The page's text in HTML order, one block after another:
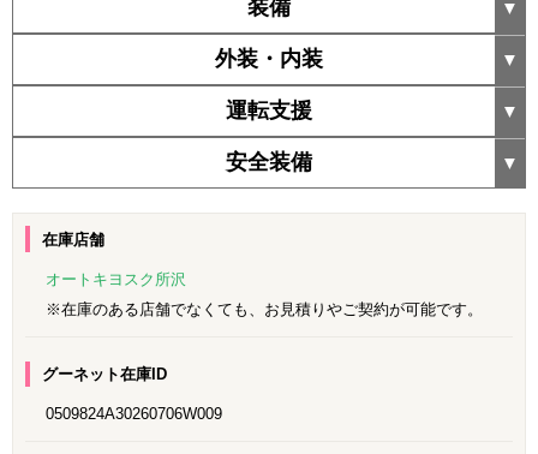
装備
外装・内装
運転支援
安全装備
在庫店舗
オートキヨスク所沢
※在庫のある店舗でなくても、お見積りやご契約が可能です。
グーネット在庫ID
0509824A30260706W009